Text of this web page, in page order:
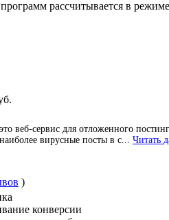
рассчитывается в
веб-сервис для отложенного
вирусные посты в с... Читать
)
конверсии